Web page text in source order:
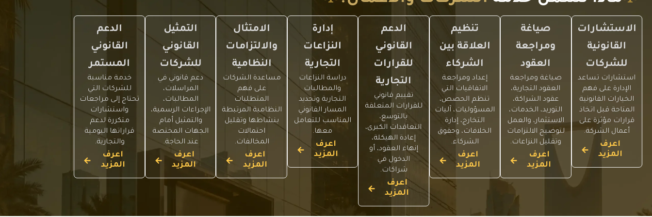
الاستشارات
القانونية
للشركات
استشارات تساعد
الإدارة على فهم
الخيارات القانونية
المتاحة قبل اتخاذ
قرارات مؤثرة على
أعمال الشركة.
اعرف
المزيد
صياغة
ومراجعة
العقود
صياغة ومراجعة
العقود التجارية،
عقود الشراكة،
التوريد، الخدمات،
الاستثمار، والعمل
لتوضيح الالتزامات
وتقليل النزاعات.
اعرف
المزيد
تنظيم
العلاقة بين
الشركاء
إعداد ومراجعة
الاتفاقيات التي
تنظم الحصص،
المسؤوليات، آليات
التخارج، إدارة
الخلافات، وحقوق
الشركاء.
اعرف
المزيد
الدعم
القانوني
للقرارات
التجارية
تقييم قانوني
للقرارات المتعلقة
بالتوسع،
التعاقدات الكبرى،
إعادة الهيكلة،
إنهاء العقود، أو
الدخول في
شراكات.
اعرف
المزيد
إدارة
النزاعات
التجارية
دراسة النزاعات
والمطالبات
التجارية وتحديد
المسار القانوني
المناسب للتعامل
معها.
اعرف
المزيد
الامتثال
والالتزامات
النظامية
مساعدة الشركات
على فهم
المتطلبات
النظامية المرتبطة
بنشاطها وتقليل
احتمالات
المخالفات.
اعرف
المزيد
التمثيل
القانوني
للشركات
دعم قانوني في
المراسلات،
المطالبات،
الإجراءات الرسمية،
والتمثيل أمام
الجهات المختصة
عند الحاجة.
اعرف
المزيد
الدعم
القانوني
المستمر
خدمة مناسبة
للشركات التي
تحتاج إلى مراجعات
واستشارات
متكررة لدعم
قراراتها اليومية
والتجارية.
اعرف
المزيد